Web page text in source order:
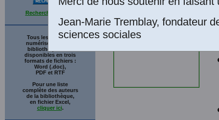
Recherche avancée
Tous les ouvrages
numérisés de cette
bibliothèque sont
disponibles en trois
formats de fichiers :
Word (.doc),
PDF et RTF
Pour une liste
complète des auteurs
de la bibliothèque,
en fichier Excel,
cliquer ici.
Jean-Marie Tremblay, fondateur
sciences sociales